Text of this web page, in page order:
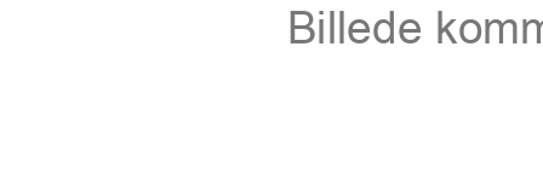
Niro EV